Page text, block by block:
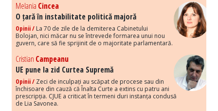
Melania Cincea
O țară în instabilitate politică majoră
Opinii / La 70 de zile de la demiterea Cabinetului
Bolojan, nici măcar nu se întrevede formarea unui nou
guvern, care să fie sprijinit de o majoritate parlamentară.
Cristian Campeanu
UE pune la zid Curtea Supremă
Opinii / Zeci de inculpați au scăpat de procese sau din
închisoare din cauză că Înalta Curte a extins cu patru ani
prescripția. CJUE a criticat în termeni duri instanța condusă
de Lia Savonea.